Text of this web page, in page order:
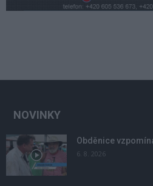
NOVINKY
Obděnice
6. 8. 2026